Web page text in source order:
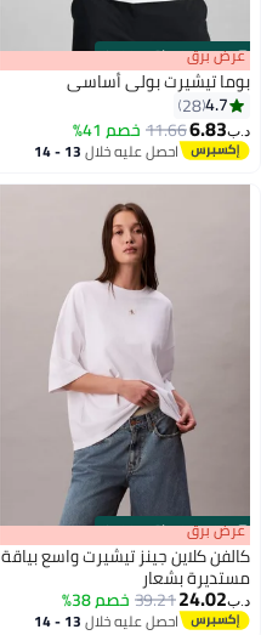
00m:00s
·باقي 100% عرض برق
بوما تيشيرت بولي أساسي
4.7
28
د.ب‏6.83
11.66خصم 41%
احصل عليه خلال 13 - 14
00m:00s
·باقي 100% عرض برق
كالفن كلاين جينز تيشيرت واسع بياقة
مستديرة بشعار
د.ب‏24.02
39.21خصم 38%
احصل عليه خلال 13 - 14